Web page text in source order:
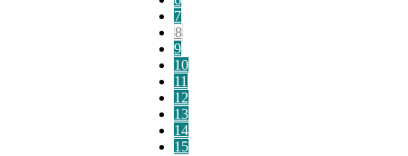
7
8
9
10
11
12
13
14
15